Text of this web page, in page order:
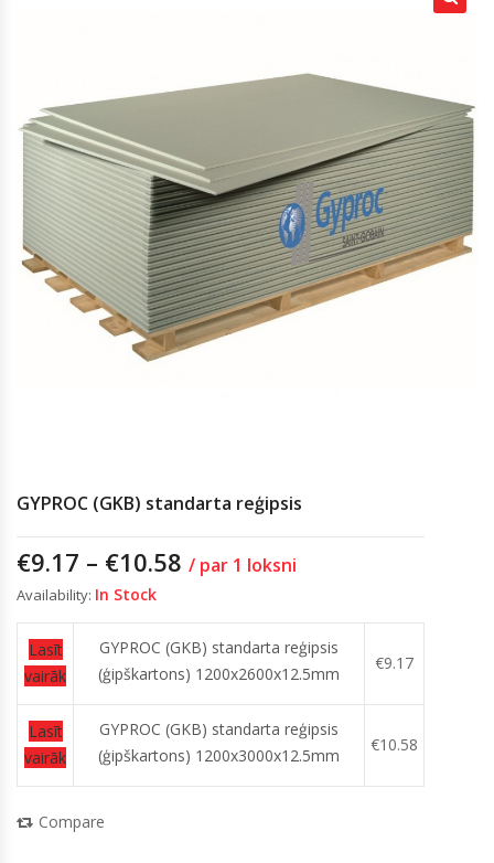
GYPROC (GKB) standarta reģipsis
€9.17 – €10.58 / par 1 loksni
Availability: In Stock
Lasīt
vairāk
GYPROC (GKB) standarta reģipsis
(ģipškartons) 1200x2600x12.5mm
€9.17
Lasīt
vairāk
GYPROC (GKB) standarta reģipsis
(ģipškartons) 1200x3000x12.5mm
€10.58
Compare